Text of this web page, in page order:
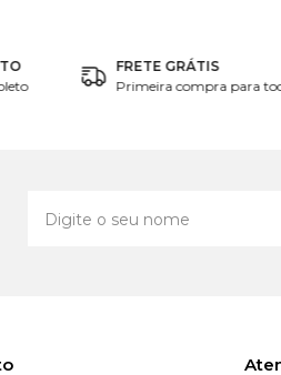
FRETE GRÁTIS
Primeira compra para